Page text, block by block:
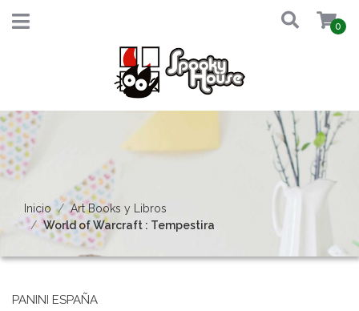
0
Inicio
Art Books y Libros
World of Warcraft : Tempestira
PANINI ESPAÑA